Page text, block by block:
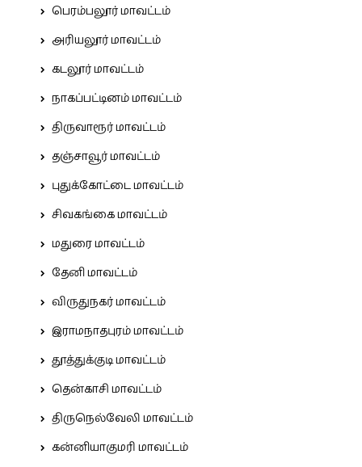
பெரம்பலூர் மாவட்டம்
அரியலூர் மாவட்டம்
கடலூர் மாவட்டம்
நாகப்பட்டினம் மாவட்டம்
திருவாரூர் மாவட்டம்
தஞ்சாவூர் மாவட்டம்
புதுக்கோட்டை மாவட்டம்
சிவகங்கை மாவட்டம்
மதுரை மாவட்டம்
தேனி மாவட்டம்
விருதுநகர் மாவட்டம்
இராமநாதபுரம் மாவட்டம்
தூத்துக்குடி மாவட்டம்
தென்காசி மாவட்டம்
திருநெல்வேலி மாவட்டம்
கன்னியாகுமரி மாவட்டம்